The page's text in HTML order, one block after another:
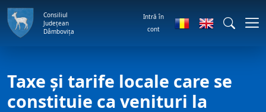
Consiliul
Județean
Dâmbovița
Intră în
cont
Taxe şi tarife locale care se
constituie ca venituri la